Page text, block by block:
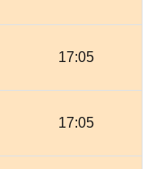
17:05
17:05